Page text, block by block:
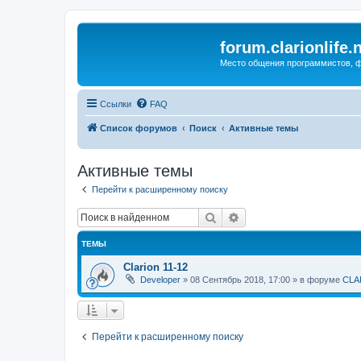
Место общения программистов,
Ссылки FAQ
Список форумов Поиск Активные темы
Активные темы
Перейти к расширенному поиску
Поиск
ТЕМЫ
Clarion 11-12
Developer » 08 Сентябрь 2018, 17:00 » в форуме
Перейти к расширенному поиску